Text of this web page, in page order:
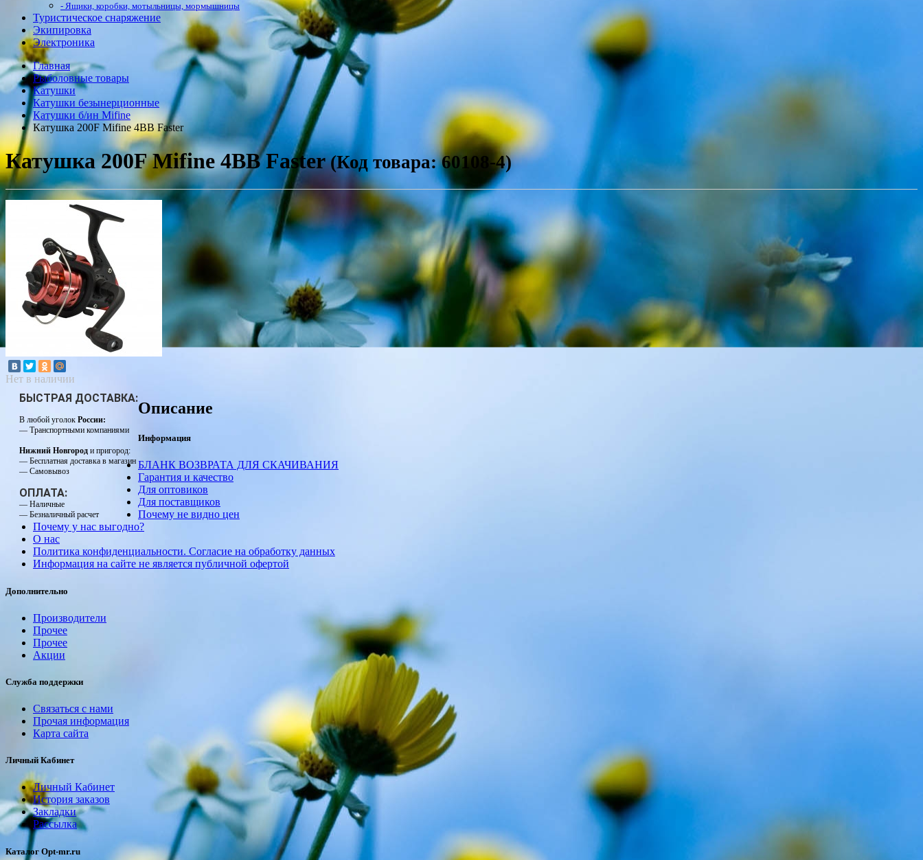
- Ящики, коробки, мотыльницы, мормышницы
Туристическое снаряжение
Экипировка
Электроника
Главная
Рыболовные товары
Катушки
Катушки безынерционные
Катушки б/ин Mifine
Катушка 200F Mifine 4ВВ Faster
Катушка 200F Mifine 4ВВ Faster (Код товара: 60108-4)
Нет в наличии
БЫСТРАЯ ДОСТАВКА:
В любой уголок России:
— Транспортными компаниями
Нижний Новгород и пригород:
— Бесплатная доставка в магазин
— Самовывоз
ОПЛАТА:
— Наличные
— Безналичный расчет
Описание
Информация
БЛАНК ВОЗВРАТА ДЛЯ СКАЧИВАНИЯ
Гарантия и качество
Для оптовиков
Для поставщиков
Почему не видно цен
Почему у нас выгодно?
О нас
Политика конфиденциальности. Согласие на обработку данных
Информация на сайте не является публичной офертой
Дополнительно
Производители
Прочее
Прочее
Акции
Служба поддержки
Связаться с нами
Прочая информация
Карта сайта
Личный Кабинет
Личный Кабинет
История заказов
Закладки
Рассылка
Каталог Opt-mr.ru